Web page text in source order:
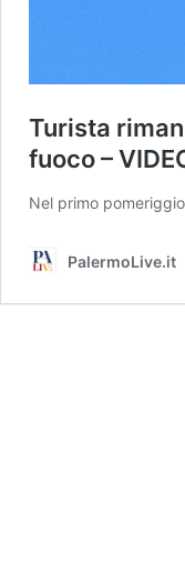
Turista
fuoco –
Nel primo
PalermoLive.it